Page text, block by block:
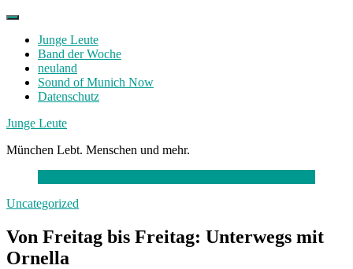
Skip
contentJunge Leute
Band der Woche
neuland
Sound of Munich Now
Datenschutz
Facebook
Twitter
Instagram
Junge Leute
München Lebt. Menschen und mehr.
Uncategorized
Von Freitag bis Freitag: Unterwegs mit
Ornella